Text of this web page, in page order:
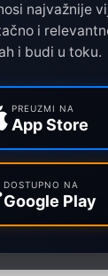
najvažnije
i
i budi u toku.
PREUZMI NA
App Store
DOSTUPNO NA
Google Play